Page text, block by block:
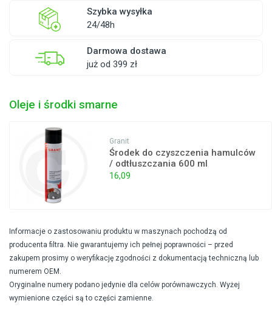
Szybka wysyłka
24/48h
Darmowa dostawa
już od 399 zł
Oleje i środki smarne
Granit
Środek do czyszczenia hamulców
/ odtłuszczania 600 ml
16,09
Informacje o zastosowaniu produktu w maszynach pochodzą od
producenta filtra. Nie gwarantujemy ich pełnej poprawności – przed
zakupem prosimy o weryfikację zgodności z dokumentacją techniczną lub
numerem OEM.
Oryginalne numery podano jedynie dla celów porównawczych. Wyżej
wymienione części są to części zamienne.